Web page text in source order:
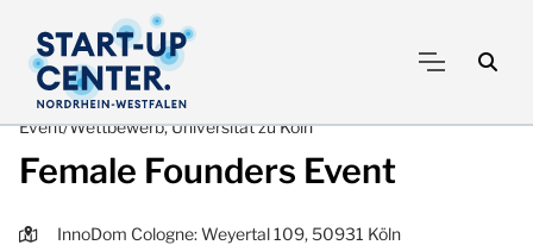
Event/Wettbewerb, Universität zu Köln
Female Founders Event
InnoDom Cologne: Weyertal 109, 50931 Köln